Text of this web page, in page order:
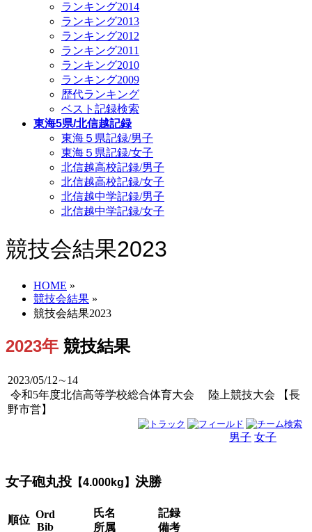
ランキング2014
ランキング2013
ランキング2012
ランキング2011
ランキング2010
ランキング2009
歴代ランキング
ベスト記録検索
東海5県/北信越記録
東海５県記録/男子
東海５県記録/女子
北信越高校記録/男子
北信越高校記録/女子
北信越中学記録/男子
北信越中学記録/女子
競技会結果2023
HOME »
競技会結果 »
競技会結果2023
2023年 競技結果
2023/05/12∼14
令和5年度北信高等学校総合体育大会 陸上競技大会 【長
野市営】
男子 女子
女子砲丸投 【4.000kg】 決勝
順位 Ord
Bib
氏名
所属
記録
備考